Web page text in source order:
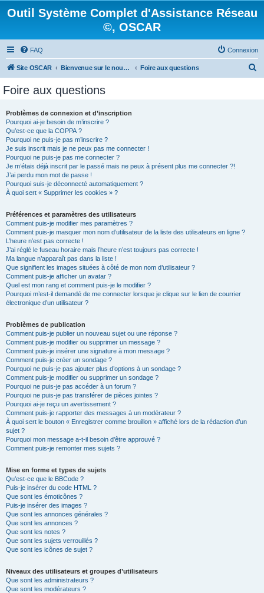
Outil Système Complet d'Assistance Réseau
©, OSCAR
FAQ Connexion
Site OSCAR Bienvenue sur le nouveau forum OSCAR Foire aux questions
Foire aux questions
Problèmes de connexion et d’inscription
Pourquoi ai-je besoin de m’inscrire ?
Qu’est-ce que la COPPA ?
Pourquoi ne puis-je pas m’inscrire ?
Je suis inscrit mais je ne peux pas me connecter !
Pourquoi ne puis-je pas me connecter ?
Je m’étais déjà inscrit par le passé mais ne peux à présent plus me connecter ?!
J’ai perdu mon mot de passe !
Pourquoi suis-je déconnecté automatiquement ?
À quoi sert « Supprimer les cookies » ?
Préférences et paramètres des utilisateurs
Comment puis-je modifier mes paramètres ?
Comment puis-je masquer mon nom d’utilisateur de la liste des utilisateurs en ligne ?
L’heure n’est pas correcte !
J’ai réglé le fuseau horaire mais l’heure n’est toujours pas correcte !
Ma langue n’apparaît pas dans la liste !
Que signifient les images situées à côté de mon nom d’utilisateur ?
Comment puis-je afficher un avatar ?
Quel est mon rang et comment puis-je le modifier ?
Pourquoi m’est-il demandé de me connecter lorsque je clique sur le lien de courrier
électronique d’un utilisateur ?
Problèmes de publication
Comment puis-je publier un nouveau sujet ou une réponse ?
Comment puis-je modifier ou supprimer un message ?
Comment puis-je insérer une signature à mon message ?
Comment puis-je créer un sondage ?
Pourquoi ne puis-je pas ajouter plus d’options à un sondage ?
Comment puis-je modifier ou supprimer un sondage ?
Pourquoi ne puis-je pas accéder à un forum ?
Pourquoi ne puis-je pas transférer de pièces jointes ?
Pourquoi ai-je reçu un avertissement ?
Comment puis-je rapporter des messages à un modérateur ?
À quoi sert le bouton « Enregistrer comme brouillon » affiché lors de la rédaction d’un
sujet ?
Pourquoi mon message a-t-il besoin d’être approuvé ?
Comment puis-je remonter mes sujets ?
Mise en forme et types de sujets
Qu’est-ce que le BBCode ?
Puis-je insérer du code HTML ?
Que sont les émoticônes ?
Puis-je insérer des images ?
Que sont les annonces générales ?
Que sont les annonces ?
Que sont les notes ?
Que sont les sujets verrouillés ?
Que sont les icônes de sujet ?
Niveaux des utilisateurs et groupes d’utilisateurs
Que sont les administrateurs ?
Que sont les modérateurs ?